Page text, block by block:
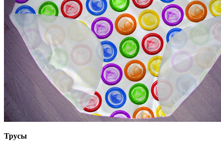
Трусы